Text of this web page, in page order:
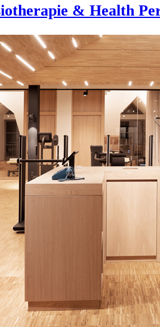
& Health